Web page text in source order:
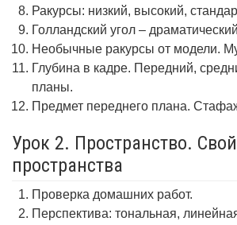
Ракурсы: низкий, высокий,
Голландский угол –
Необычные ракурсы от модели.
Глубина в кадре. Передний,
планы.
Предмет переднего плана.
Урок 2. Пространство.
пространства
Проверка домашних работ.
Перспектива: тональная,